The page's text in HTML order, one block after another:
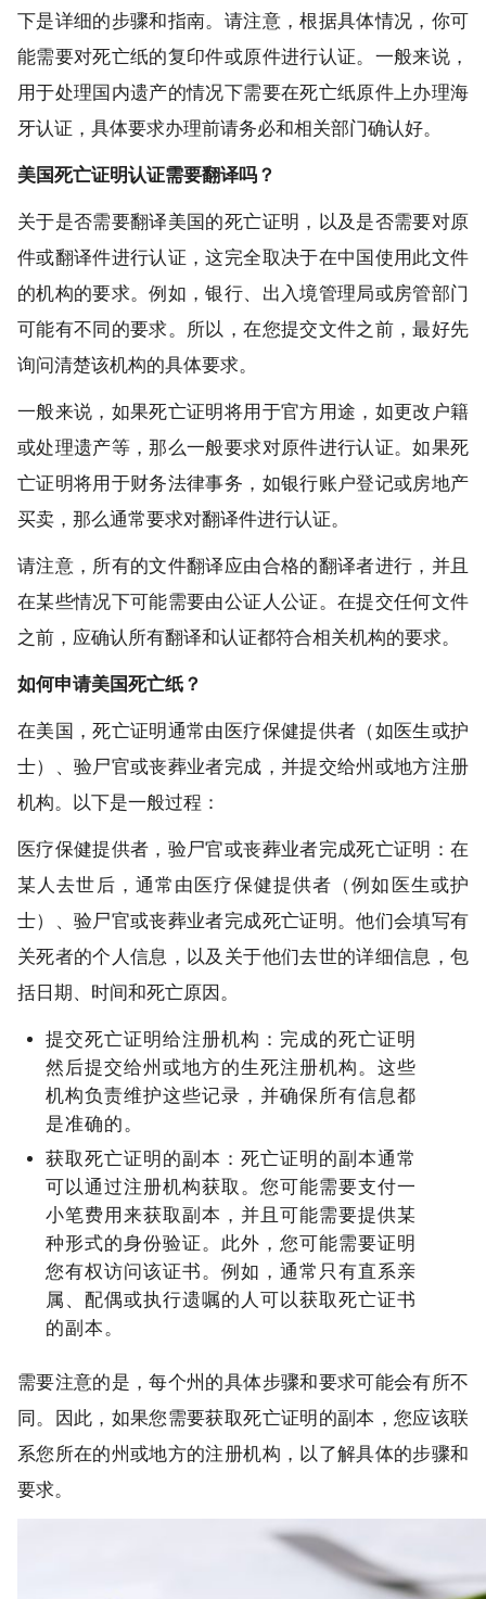
下是详细的步骤和指南。请注意，根据具体情况，你可
能需要对死亡纸的复印件或原件进行认证。一般来说，
用于处理国内遗产的情况下需要在死亡纸原件上办理海
牙认证，具体要求办理前请务必和相关部门确认好。
美国死亡证明认证需要翻译吗？
关于是否需要翻译美国的死亡证明，以及是否需要对原
件或翻译件进行认证，这完全取决于在中国使用此文件
的机构的要求。例如，银行、出入境管理局或房管部门
可能有不同的要求。所以，在您提交文件之前，最好先
询问清楚该机构的具体要求。
一般来说，如果死亡证明将用于官方用途，如更改户籍
或处理遗产等，那么一般要求对原件进行认证。如果死
亡证明将用于财务法律事务，如银行账户登记或房地产
买卖，那么通常要求对翻译件进行认证。
请注意，所有的文件翻译应由合格的翻译者进行，并且
在某些情况下可能需要由公证人公证。在提交任何文件
之前，应确认所有翻译和认证都符合相关机构的要求。
如何申请美国死亡纸？
在美国，死亡证明通常由医疗保健提供者（如医生或护
士）、验尸官或丧葬业者完成，并提交给州或地方注册
机构。以下是一般过程：
医疗保健提供者，验尸官或丧葬业者完成死亡证明：在
某人去世后，通常由医疗保健提供者（例如医生或护
士）、验尸官或丧葬业者完成死亡证明。他们会填写有
关死者的个人信息，以及关于他们去世的详细信息，包
括日期、时间和死亡原因。
提交死亡证明给注册机构：完成的死亡证明
然后提交给州或地方的生死注册机构。这些
机构负责维护这些记录，并确保所有信息都
是准确的。
获取死亡证明的副本：死亡证明的副本通常
可以通过注册机构获取。您可能需要支付一
小笔费用来获取副本，并且可能需要提供某
种形式的身份验证。此外，您可能需要证明
您有权访问该证书。例如，通常只有直系亲
属、配偶或执行遗嘱的人可以获取死亡证书
的副本。
需要注意的是，每个州的具体步骤和要求可能会有所不
同。因此，如果您需要获取死亡证明的副本，您应该联
系您所在的州或地方的注册机构，以了解具体的步骤和
要求。